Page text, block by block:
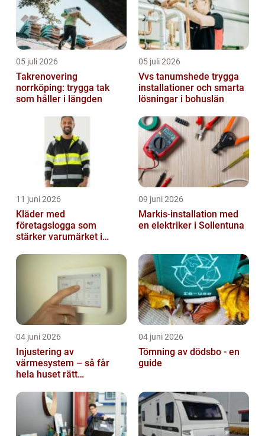
05 juli 2026
Takrenovering
norrköping: trygga tak
som håller i längden
05 juli 2026
Vvs tanumshede trygga
installationer och smarta
lösningar i bohuslän
11 juni 2026
Kläder med
företagslogga som
stärker varumärket i
09 juni 2026
Markis-installation med
en elektriker i Sollentuna
04 juni 2026
Injustering av
värmesystem – så får
hela huset rätt
04 juni 2026
Tömning av dödsbo - en
guide